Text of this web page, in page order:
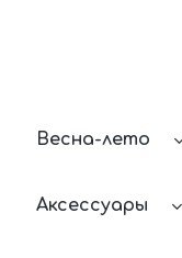
Весна-лето
Аксессуары